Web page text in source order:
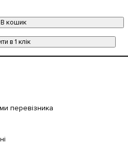
В кошик
в 1 клік
перевізника